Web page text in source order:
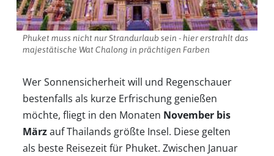
Phuket muss nicht nur Strandurlaub sein - hier erstrahlt das
majestätische Wat Chalong in prächtigen Farben
Wer Sonnensicherheit will und Regenschauer
bestenfalls als kurze Erfrischung genießen
möchte, fliegt in den Monaten November bis
Märzauf Thailands größte Insel. Diese gelten
als beste Reisezeit für Phuket. Zwischen Januar